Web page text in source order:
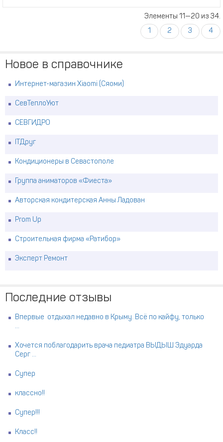
Элементы 11—20 из 34.
1
2 3 4
Новое в справочнике
Интернет-магазин Xiaomi (Сяоми)
СевТеплоУют
СЕВГИДРО
ITДруг
Кондиционеры в Севастополе
Группа аниматоров «Фиеста»
Авторская кондитерская Анны Ладован
Prom Up
Строительная фирма «Ратибор»
Эксперт Ремонт
Последние отзывы
Впервые отдыхал недавно в Крыму. Всё по кайфу, только
...
Хочется поблагодарить врача педиатра ВЫДЫШ Эдуарда
Серг ...
Супер
классно!!
Супер!!!
Класс!!